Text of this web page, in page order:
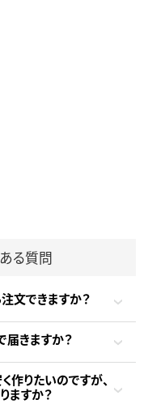
る質問
文できますか？
届きますか？
作りたいのですが、
ますか？